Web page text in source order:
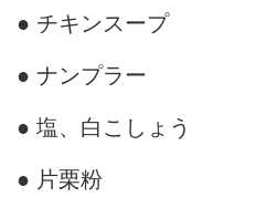
● チキンスープ
● ナンプラー
● 塩、白こしょう
● 片栗粉